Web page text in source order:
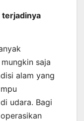
terjadinya
saja
alam yang
udara. Bagi